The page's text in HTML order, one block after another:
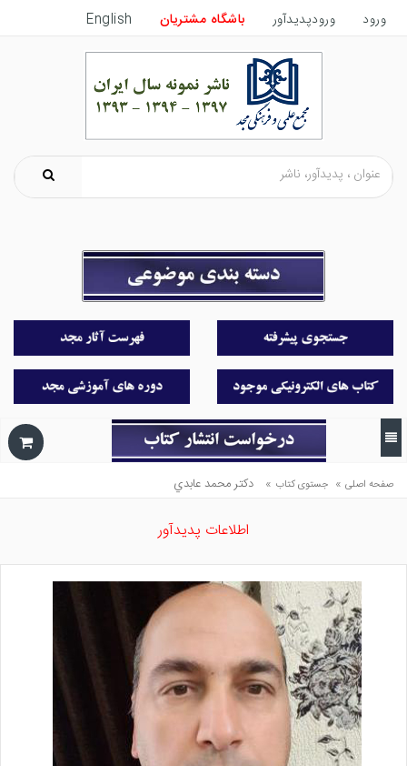
ورود ورودپدیدآور باشگاه مشتریان English
صفحه اصلی » جستوی کتاب » دكتر محمد عابدي
اطلاعات پدیدآور